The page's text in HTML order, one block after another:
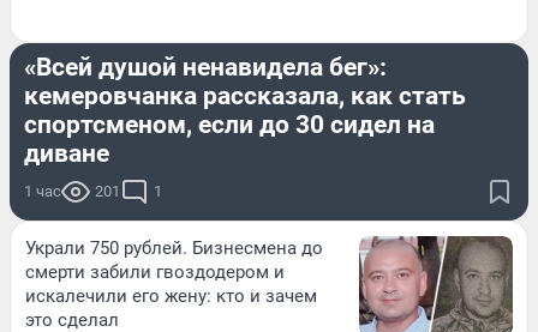
«Всей душой ненавидела бег»:
кемеровчанка рассказала, как стать
спортсменом, если до 30 сидел на
диване
1 час 201 1
Украли 750 рублей. Бизнесмена до
смерти забили гвоздодером и
искалечили его жену: кто и зачем
это сделал